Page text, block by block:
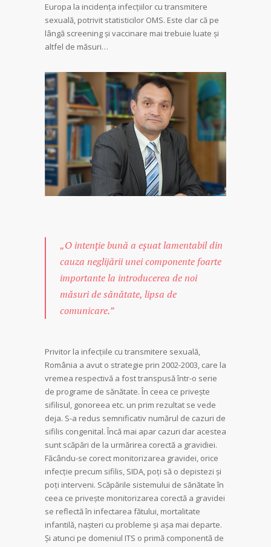
Europa la incidența infecțiilor cu transmitere
sexuală, potrivit statisticilor OMS. Este clar că pe
lângă screening şi vaccinare mai trebuie luate şi
altfel de măsuri…
„O intenţie bună a eşuat lamentabil din
cauza neglijării unei componente foarte
importante la introducerea de noi
măsuri de sănătate, lipsa de
comunicare.”
Privitor la infecțiile cu transmitere sexuală,
România a avut o strategie prin 2002-2003, care la
vremea respectivă a fost transpusă într-o serie
de programe de sănătate. În ceea ce priveşte
sifilisul, gonoreea etc. un prim rezultat se vede
deja. S-a redus semnificativ numărul de cazuri de
sifilis congenital. Încă mai apar cazuri dar acestea
sunt scăpări de la urmărirea corectă a gravidiei.
Făcându-se corect monitorizarea gravidei, orice
infecţie precum sifilis, SIDA, poţi să o depistezi şi
poţi interveni. Scăpările sistemului de sănătate în
ceea ce priveşte monitorizarea corectă a gravidei
se reflectă în infectarea fătului, mortalitate
infantilă, naşteri cu probleme şi aşa mai departe.
Şi atunci pe domeniul ITS o primă componentă de